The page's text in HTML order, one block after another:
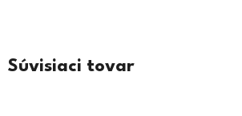
Súvisiaci tovar